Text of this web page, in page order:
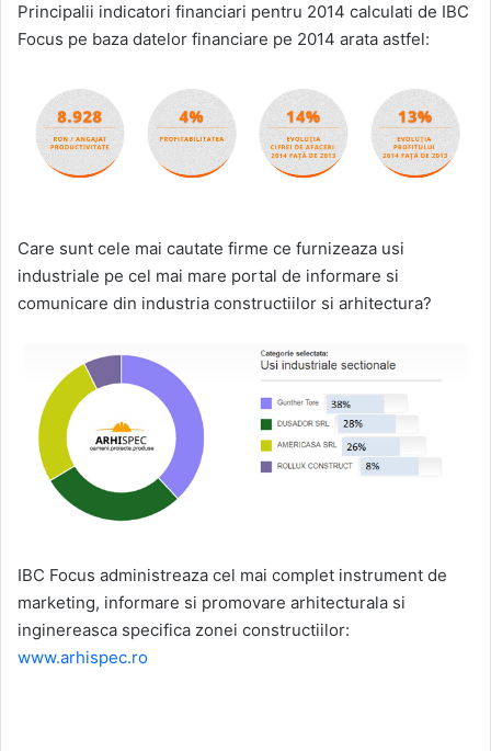
Principalii indicatori financiari pentru 2014 calculati de IBC
Focus pe baza datelor financiare pe 2014 arata astfel:
Care sunt cele mai cautate firme ce furnizeaza usi
industriale pe cel mai mare portal de informare si
comunicare din industria constructiilor si arhitectura?
IBC Focus administreaza cel mai complet instrument de
marketing, informare si promovare arhitecturala si
inginereasca specifica zonei constructiilor:
www.arhispec.ro